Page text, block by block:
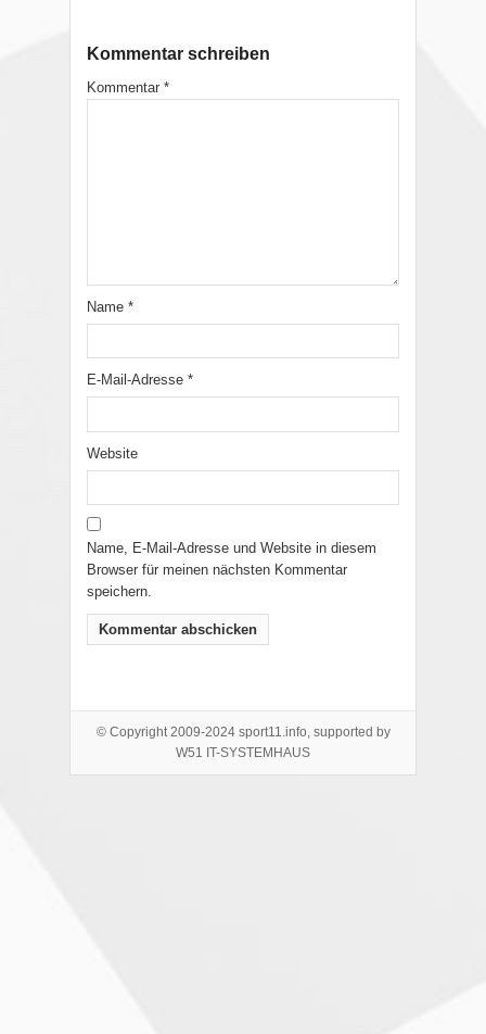
Kommentar schreiben
Kommentar *
Name *
E-Mail-Adresse *
Website
Name, E-Mail-Adresse und Website in diesem
Browser für meinen nächsten Kommentar
speichern.
© Copyright 2009-2024 sport11.info, supported by
W51 IT-SYSTEMHAUS